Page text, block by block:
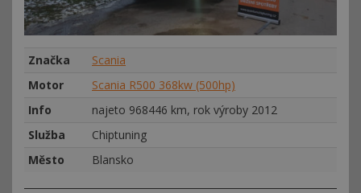
Značka
Scania
Motor
Scania R500 368kw (500hp)
Info
najeto 968446 km, rok výroby 2012
Služba
Chiptuning
Město
Blansko